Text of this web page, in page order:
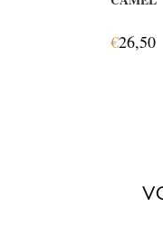
€26,50